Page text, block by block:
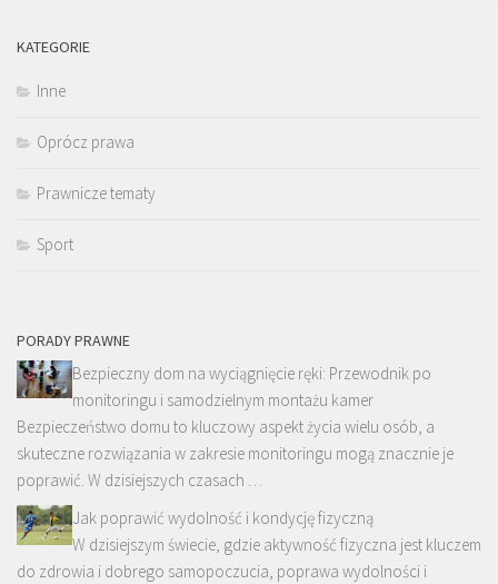
KATEGORIE
Inne
Oprócz prawa
Prawnicze tematy
Sport
PORADY PRAWNE
Bezpieczny dom na wyciągnięcie ręki: Przewodnik po
monitoringu i samodzielnym montażu kamer
Bezpieczeństwo domu to kluczowy aspekt życia wielu osób, a
skuteczne rozwiązania w zakresie monitoringu mogą znacznie je
poprawić. W dzisiejszych czasach …
Jak poprawić wydolność i kondycję fizyczną
W dzisiejszym świecie, gdzie aktywność fizyczna jest kluczem
do zdrowia i dobrego samopoczucia, poprawa wydolności i